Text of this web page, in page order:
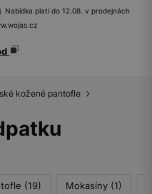
platí do 12.08. v prodejnách
kožené pantofle
(19) Mokasíny (1)